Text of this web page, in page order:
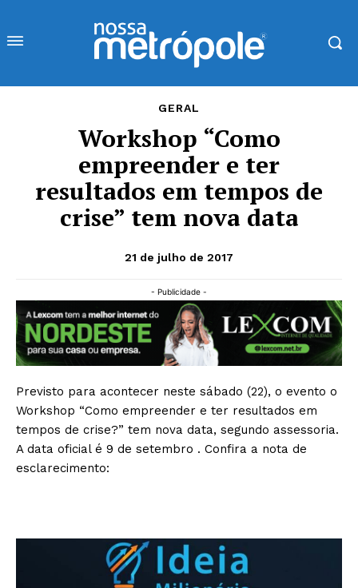
GERAL
Workshop “Como
empreender e ter
resultados em tempos de
crise” tem nova data
21 de julho de 2017
- Publicidade -
Previsto para acontecer neste sábado (22), o evento o
Workshop “Como empreender e ter resultados em
tempos de crise?” tem nova data, segundo assessoria.
A data oficial é 9 de setembro . Confira a nota de
esclarecimento: